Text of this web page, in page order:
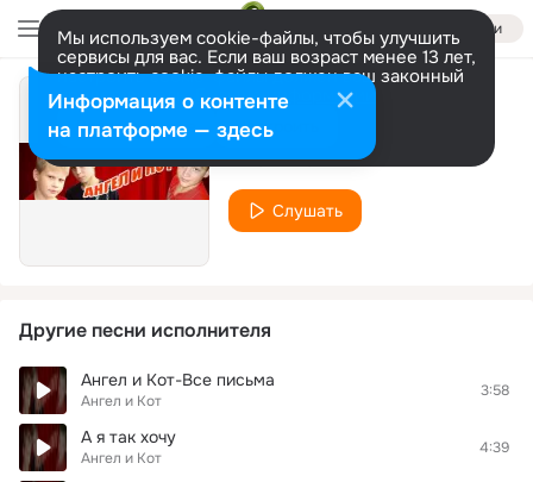
Войти
Мы используем cookie-файлы, чтобы улучшить
сервисы для вас. Если ваш возраст менее 13 лет,
настроить cookie-файлы должен ваш законный
представитель. Больше информации
Разрешить все Настроить
Я-Новый год!
Ангел и Кот
Слушать
Другие песни исполнителя
Ангел и Кот-Все письма
Ангел и Кот
3:58
А я так хочу
Ангел и Кот
4:39
Информация о контенте
на платформе — здесь